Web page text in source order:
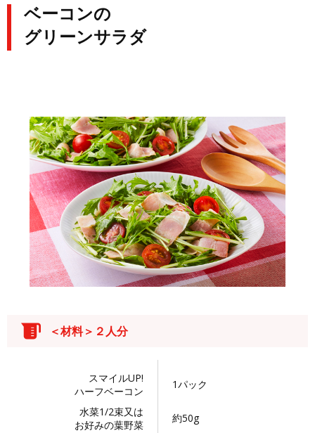
ベーコンの
グリーンサラダ
＜材料＞２人分
スマイルUP!
ハーフベーコン
1パック
水菜1/2束又は
お好みの葉野菜
約50g